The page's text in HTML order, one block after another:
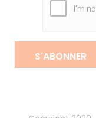
S'ABONNER